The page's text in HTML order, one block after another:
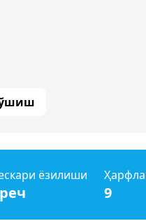
ёзилиши
9